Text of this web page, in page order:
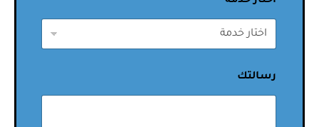
رسالتك